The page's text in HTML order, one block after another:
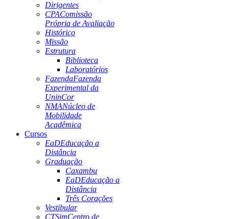
Dirigentes
CPAComissão
Própria de Avaliação
Histórico
Missão
Estrutura
Biblioteca
Laboratórios
FazendaFazenda
Experimental da
UninCor
NMANúcleo de
Mobilidade
Acadêmica
Cursos
EaDEducação a
Distância
Graduação
Caxambu
EaDEducação a
Distância
Três Corações
Vestibular
CTSimCentro de